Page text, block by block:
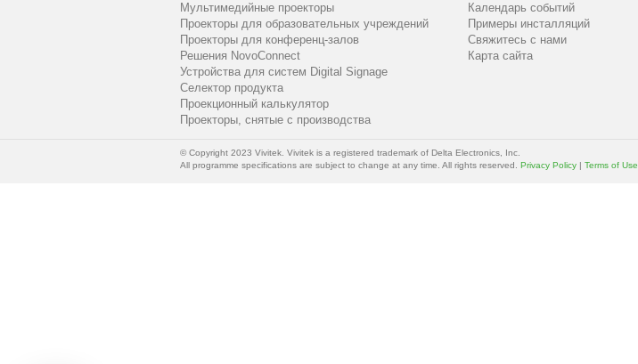
Мультимедийные проекторы
Проекторы для образовательных учреждений
Проекторы для конференц-залов
Решения NovoConnect
Устройства для систем Digital Signage
Селектор продукта
Проекционный калькулятор
Проекторы, снятые с производства
Календарь событий
Примеры инсталляций
Свяжитесь с нами
Карта сайта
© Copyright 2023 Vivitek. Vivitek is a registered trademark of Delta Electronics, Inc.
All programme specifications are subject to change at any time. All rights reserved. Privacy Policy | Terms of Use